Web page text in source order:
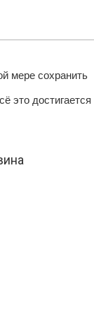
мере сохранить
это достигается